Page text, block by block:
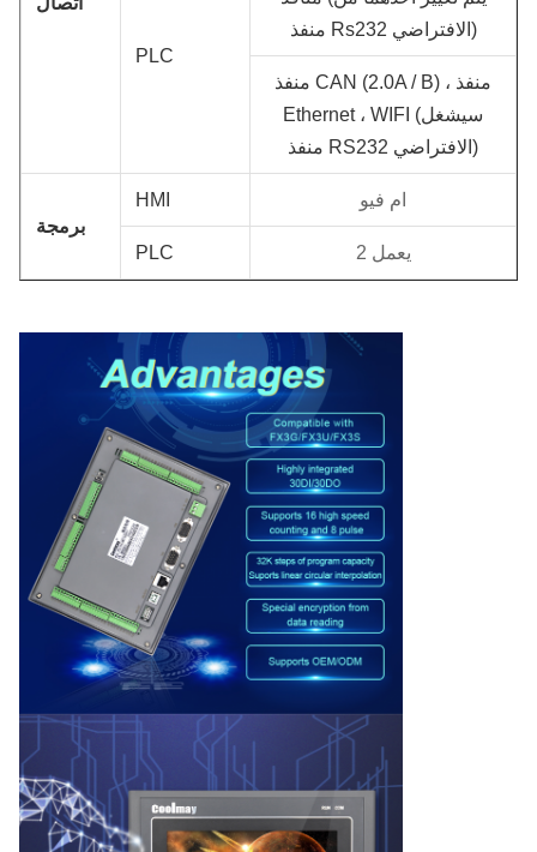
PLC
منفذ Rs232 الافتراضي)
منفذ CAN (2.0A / B) ، منفذ
Ethernet ، WIFI (سيشغل
منفذ RS232 الافتراضي)
برمجة
HMI ام فيو
PLC يعمل 2